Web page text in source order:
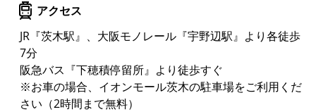
アクセス
JR『茨木駅』、大阪モノレール『宇野辺駅』より各徒歩
7分
阪急バス『下穂積停留所』より徒歩すぐ
※お車の場合、イオンモール茨木の駐車場をご利用くだ
さい（2時間まで無料）